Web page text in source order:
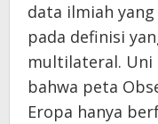
data ilmiah
pada definisi
multilateral. Uni
bahwa peta
Eropa hanya